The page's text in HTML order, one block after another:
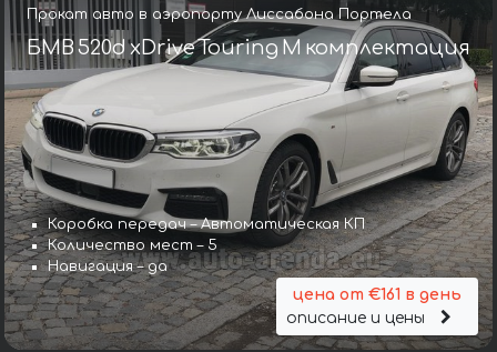
Прокат авто в аэропорту Лиссабона Портела
БМВ 520d xDrive Touring M комплектация
Коробка передач – Автоматическая КП
Количество мест – 5
Навигация – да
цена от €161 в день
описание и цены